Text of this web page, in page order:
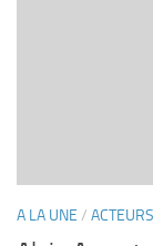
A LA UNE / ACTEURS